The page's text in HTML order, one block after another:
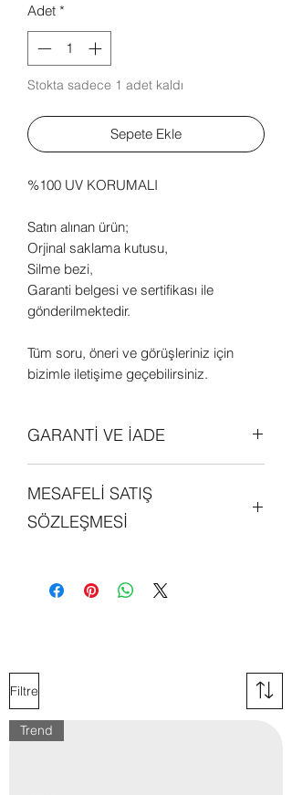
Adet *
Stokta sadece 1 adet kaldı
Sepete Ekle
%100 UV KORUMALI
Satın alınan ürün;
Orjinal saklama kutusu,
Silme bezi,
Garanti belgesi ve sertifikası ile
gönderilmektedir.
Tüm soru, öneri ve görüşleriniz için
bizimle iletişime geçebilirsiniz.
GARANTİ VE İADE
garantilidir. Daha detaylı bilgi edinmek
için sitemizdeki "GARANTİ ve İADE
POLİTİKALARI" bölümünü
MESAFELİ SATIŞ
SÖZLEŞMESİ
kişi, mesafeli satış sözleşmesini
okumuş ve kabul etmiş sayılmaktadır.
Filtre
Trend